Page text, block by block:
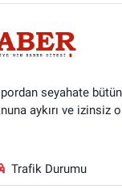
seyahate
aykırı ve izinsiz
Trafik Durumu